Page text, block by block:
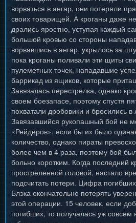
ворваться в ангар, они потеряли
своих товарищей. А кроганы даже
дрались яростно, уступая каждый
большой кровью со стороны
ворвавшись в ангар, укрылось за
пока кроганы поливали эти щиты
пулеметных точек, нападавшие
баррикад из ящиков, которые
Завязалась перестрелка, однако
своем боезапасе, поэтому спустя
похватали дробовики и бросились в
Завязавшийся рукопашный бой не
«Рейдеров», если бы их было
количество, однако пираты
более чем в 4 раза, поэтому бой
больно коротким. Когда последний
простреленной головой, настало
подсчитать потери. Цифра
Блэка окончательно потерять
этой операции. 15 человек, если
погибших, то получалась уж